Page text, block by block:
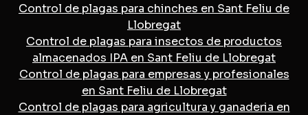
Control de plagas para chinches en Sant Feliu de
Llobregat
Control de plagas para insectos de productos
almacenados IPA en Sant Feliu de Llobregat
Control de plagas para empresas y profesionales
en Sant Feliu de Llobregat
Control de plagas para agricultura y ganaderia en